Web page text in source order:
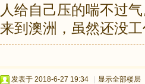
人给自己压的喘不过
来到澳洲，虽然还没
发表于 2018-6-27 19:34 显示全部楼层